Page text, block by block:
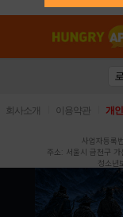
회사소개 이용약관 개
사업자등록
주소: 서울시 금천구
청소년
등록
발
헝그리앱의 콘텐츠 및 기사